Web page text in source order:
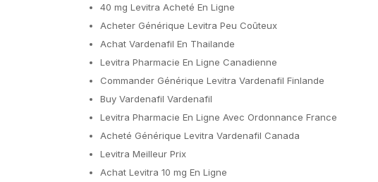
40 mg Levitra Acheté En Ligne
Acheter Générique Levitra Peu Coûteux
Achat Vardenafil En Thailande
Levitra Pharmacie En Ligne Canadienne
Commander Générique Levitra Vardenafil Finlande
Buy Vardenafil Vardenafil
Levitra Pharmacie En Ligne Avec Ordonnance France
Acheté Générique Levitra Vardenafil Canada
Levitra Meilleur Prix
Achat Levitra 10 mg En Ligne